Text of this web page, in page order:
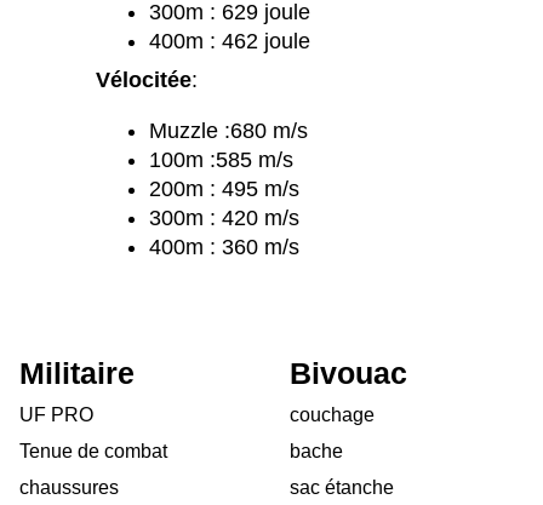
300m : 629 joule
400m : 462 joule
Vélocitée:
Muzzle :680 m/s
100m :585 m/s
200m : 495 m/s
300m : 420 m/s
400m : 360 m/s
Militaire
UF PRO
Tenue de combat
chaussures
Bivouac
couchage
bache
sac étanche